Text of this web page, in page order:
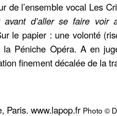
de l’ensemble vocal Les
avant d’aller se faire voir
le papier : une volonté
Péniche Opéra. A en
finement décalée de la
Paris. www.lapop.fr Photo ©